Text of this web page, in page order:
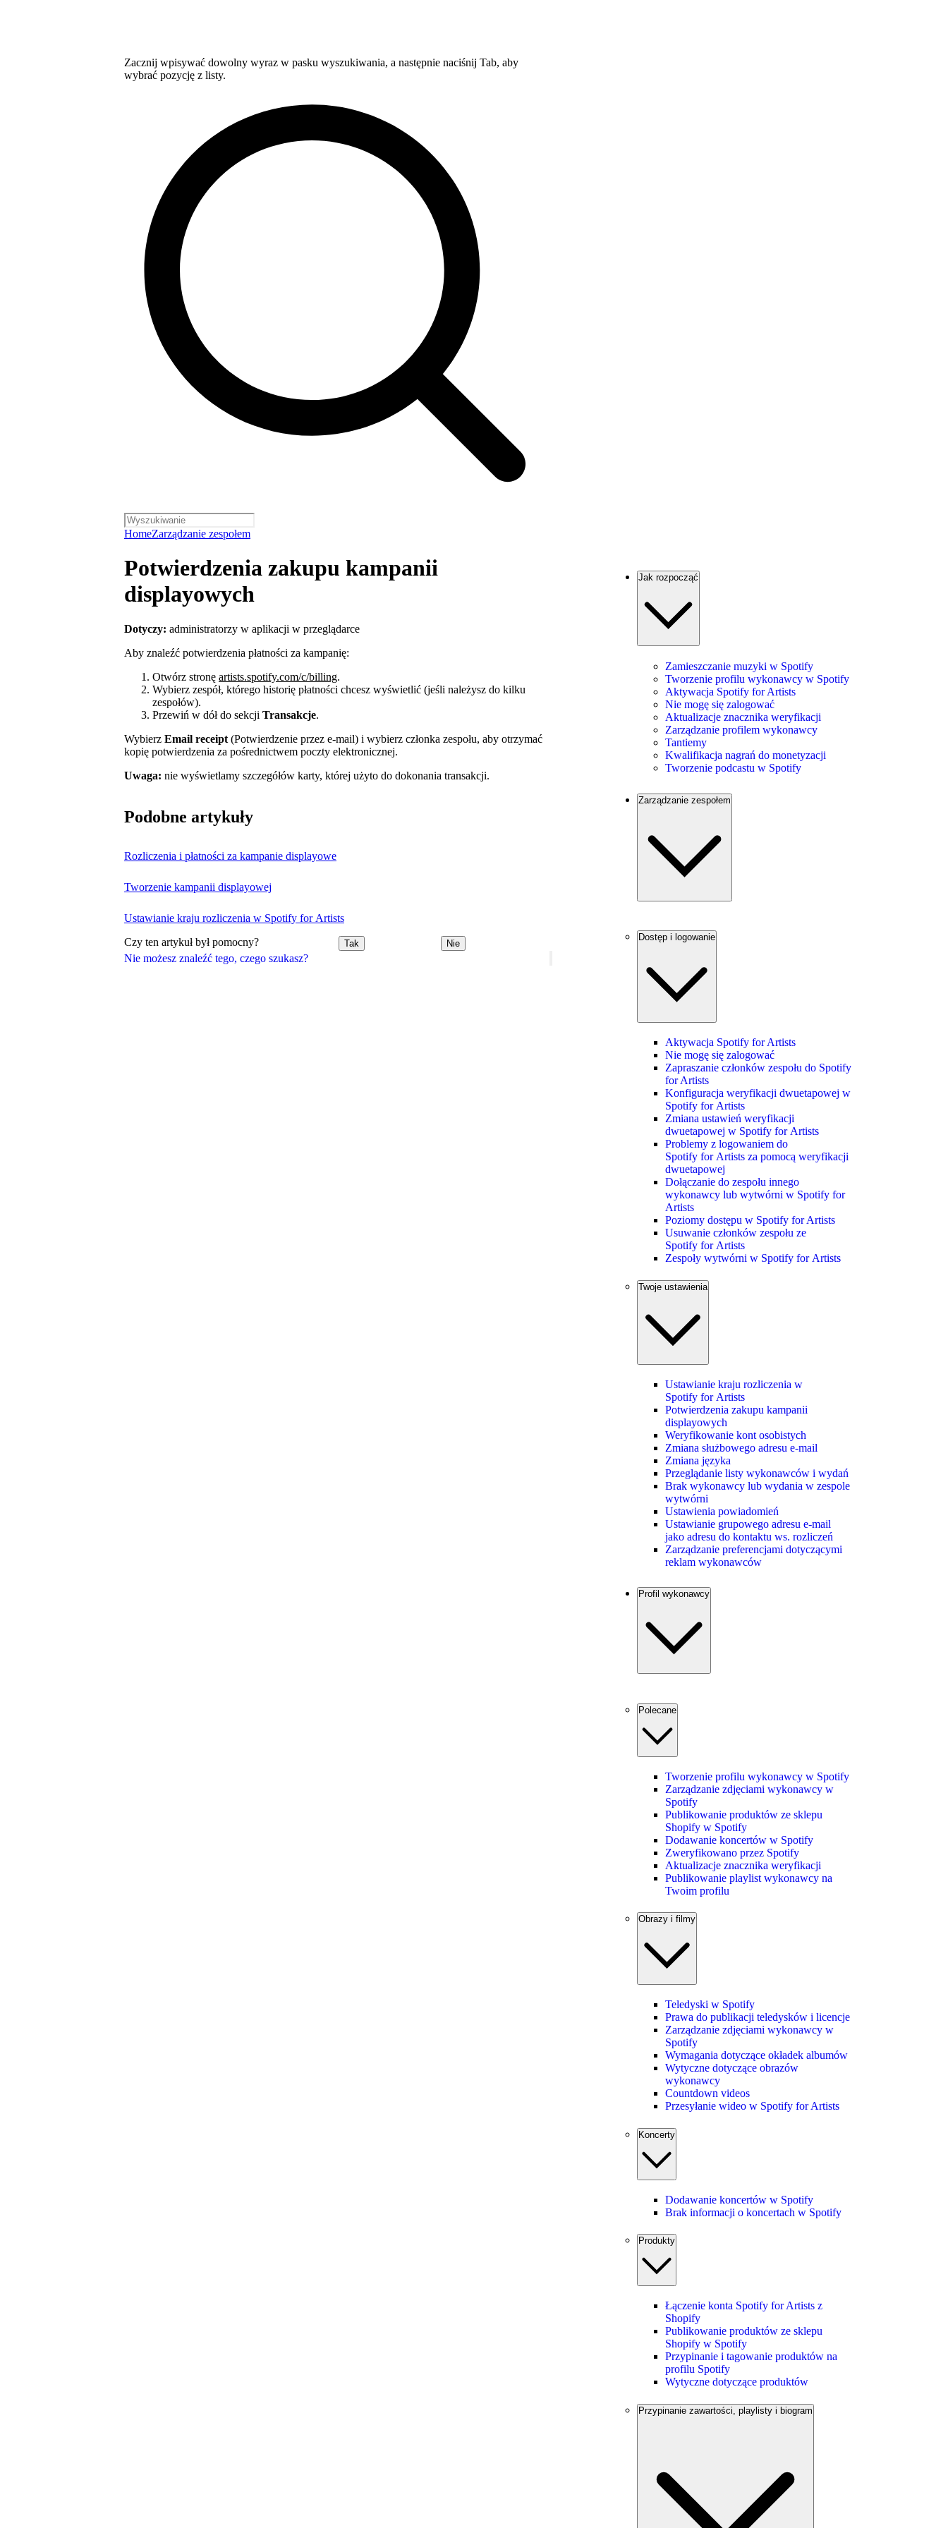
Zacznij wpisywać dowolny wyraz w pasku wyszukiwania, a następnie naciśnij Tab, aby
wybrać pozycję z listy.
HomeZarządzanie zespołem
Nie możesz znaleźć tego, czego szukasz?
Potwierdzenia zakupu kampanii
displayowych
Dotyczy: administratorzy w aplikacji w przeglądarce
Aby znaleźć potwierdzenia płatności za kampanię:
Otwórz stronę artists.spotify.com/c/billing.
Wybierz zespół, którego historię płatności chcesz wyświetlić (jeśli należysz do kilku
zespołów).
Przewiń w dół do sekcji Transakcje.
Wybierz Email receipt (Potwierdzenie przez e‑mail) i wybierz członka zespołu, aby otrzymać
kopię potwierdzenia za pośrednictwem poczty elektronicznej.
Uwaga: nie wyświetlamy szczegółów karty, której użyto do dokonania transakcji.
Podobne artykuły
Rozliczenia i płatności za kampanie displayowe
Tworzenie kampanii displayowej
Ustawianie kraju rozliczenia w Spotify for Artists
Czy ten artykuł był pomocny? Tak Nie
Jak rozpocząć
Zamieszczanie muzyki w Spotify
Tworzenie profilu wykonawcy w Spotify
Aktywacja Spotify for Artists
Nie mogę się zalogować
Aktualizacje znacznika weryfikacji
Zarządzanie profilem wykonawcy
Tantiemy
Kwalifikacja nagrań do monetyzacji
Tworzenie podcastu w Spotify
Zarządzanie zespołem
Dostęp i logowanie
Aktywacja Spotify for Artists
Nie mogę się zalogować
Zapraszanie członków zespołu do Spotify
for Artists
Konfiguracja weryfikacji dwuetapowej w
Spotify for Artists
Zmiana ustawień weryfikacji
dwuetapowej w Spotify for Artists
Problemy z logowaniem do
Spotify for Artists za pomocą weryfikacji
dwuetapowej
Dołączanie do zespołu innego
wykonawcy lub wytwórni w Spotify for
Artists
Poziomy dostępu w Spotify for Artists
Usuwanie członków zespołu ze
Spotify for Artists
Zespoły wytwórni w Spotify for Artists
Twoje ustawienia
Ustawianie kraju rozliczenia w
Spotify for Artists
Potwierdzenia zakupu kampanii
displayowych
Weryfikowanie kont osobistych
Zmiana służbowego adresu e-mail
Zmiana języka
Przeglądanie listy wykonawców i wydań
Brak wykonawcy lub wydania w zespole
wytwórni
Ustawienia powiadomień
Ustawianie grupowego adresu e‑mail
jako adresu do kontaktu ws. rozliczeń
Zarządzanie preferencjami dotyczącymi
reklam wykonawców
Profil wykonawcy
Polecane
Tworzenie profilu wykonawcy w Spotify
Zarządzanie zdjęciami wykonawcy w
Spotify
Publikowanie produktów ze sklepu
Shopify w Spotify
Dodawanie koncertów w Spotify
Zweryfikowano przez Spotify
Aktualizacje znacznika weryfikacji
Publikowanie playlist wykonawcy na
Twoim profilu
Obrazy i filmy
Teledyski w Spotify
Prawa do publikacji teledysków i licencje
Zarządzanie zdjęciami wykonawcy w
Spotify
Wymagania dotyczące okładek albumów
Wytyczne dotyczące obrazów
wykonawcy
Countdown videos
Przesyłanie wideo w Spotify for Artists
Koncerty
Dodawanie koncertów w Spotify
Brak informacji o koncertach w Spotify
Produkty
Łączenie konta Spotify for Artists z
Shopify
Publikowanie produktów ze sklepu
Shopify w Spotify
Przypinanie i tagowanie produktów na
profilu Spotify
Wytyczne dotyczące produktów
Przypinanie zawartości, playlisty i biogram